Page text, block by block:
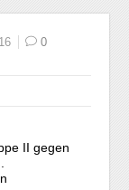
0
II gegen